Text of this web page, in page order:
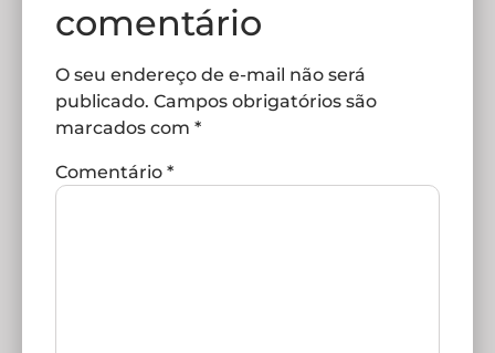
comentário
O seu endereço de e-mail não será
publicado. Campos obrigatórios são
marcados com *
Comentário *